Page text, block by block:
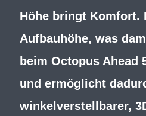
Höhe bringt Komfort.
Aufbauhöhe, was
beim Octopus Ahead
und ermöglicht
winkelverstellbarer,